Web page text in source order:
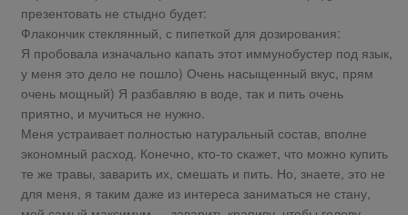
презентовать не стыдно будет:
Флакончик стеклянный, с пипеткой для дозирования:
Я пробовала изначально капать этот иммунобустер под язык,
у меня это дело не пошло) Очень насыщенный вкус, прям
очень мощный) Я разбавляю в воде, так и пить очень
приятно, и мучиться не нужно.
Меня устраивает полностью натуральный состав, вполне
экономный расход. Конечно, кто-то скажет, что можно купить
те же травы, заварить их, смешать и пить. Но, знаете, это не
для меня, я таким даже из интереса заниматься не стану,